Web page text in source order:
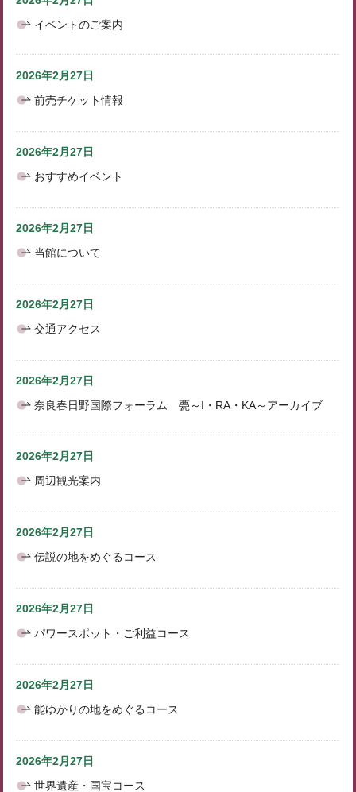
イベントのご案内
2026年2月27日
前売チケット情報
2026年2月27日
おすすめイベント
2026年2月27日
当館について
2026年2月27日
交通アクセス
2026年2月27日
奈良春日野国際フォーラム 甍～I・RA・KA～アーカイブ
2026年2月27日
周辺観光案内
2026年2月27日
伝説の地をめぐるコース
2026年2月27日
パワースポット・ご利益コース
2026年2月27日
能ゆかりの地をめぐるコース
2026年2月27日
世界遺産・国宝コース